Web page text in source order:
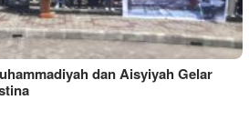
dan Aisyiyah Gelar